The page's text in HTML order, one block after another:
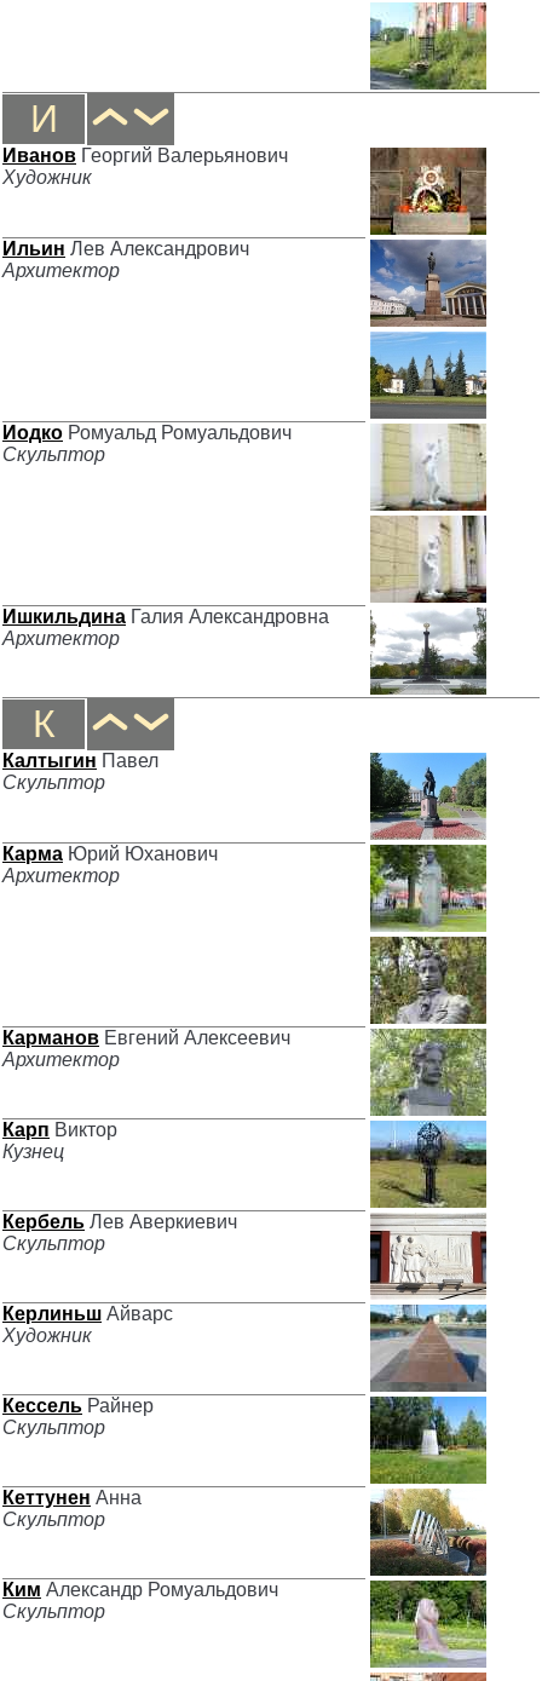
И
Иванов Георгий Валерьянович
Художник
Ильин Лев Александрович
Архитектор
Иодко Ромуальд Ромуальдович
Скульптор
Ишкильдина Галия Александровна
Архитектор
К
Калтыгин Павел
Скульптор
Карма Юрий Юханович
Архитектор
Карманов Евгений Алексеевич
Архитектор
Карп Виктор
Кузнец
Кербель Лев Аверкиевич
Скульптор
Керлиньш Айварс
Художник
Кессель Райнер
Скульптор
Кеттунен Анна
Скульптор
Ким Александр Ромуальдович
Скульптор